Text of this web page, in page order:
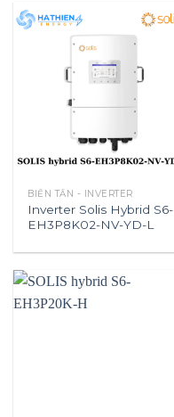
BIẾN TẦN - INVERTER
Inverter Solis Hybrid S6-
EH3P8K02-NV-YD-L